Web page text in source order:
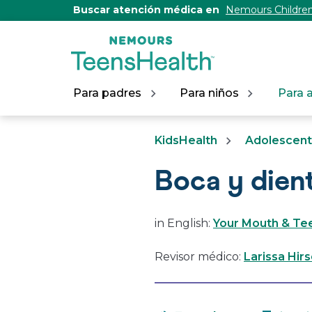
Buscar atención médica en Nemours
Para padres Para niños Para
KidsHealth
Boca y
in English:Your Mouth &
Revisor médico: Larissa